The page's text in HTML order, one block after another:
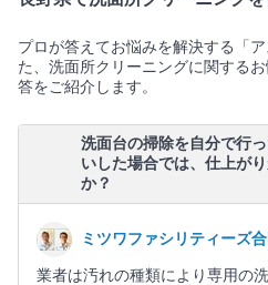
プロが答えてお悩みを解決する「
た、洗面所クリーニングに関する
答をご紹介します。
洗面台の掃除を自分で行
いした場合では、仕上が
か？
ミツワファシリティーズ
業者は汚れの種類により専用の